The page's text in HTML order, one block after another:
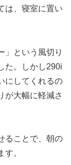
は、寝室に置い
」という風切り
た。しかし290i
にしてくれるの
が大幅に軽減さ
ることで、朝の
。